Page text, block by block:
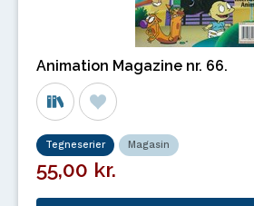
Animation Magazine nr. 66.
Tegneserier Magasin
55,00 kr.